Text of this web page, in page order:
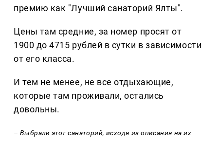
премию как "Лучший санаторий Ялты".
Цены там средние, за номер просят от
1900 до 4715 рублей в сутки в зависимости
от его класса.
И тем не менее, не все отдыхающие,
которые там проживали, остались
довольны.
– Выбрали этот санаторий, исходя из описания на их